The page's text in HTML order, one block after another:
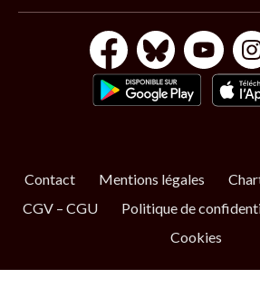
Contact Mentions légales
CGV – CGU
Politique de
Cookies